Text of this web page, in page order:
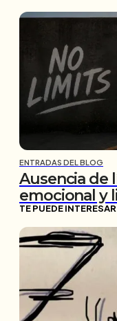
ENTRADAS DEL BLOG
Ausencia de
emocional y
TE PUEDE INTERESAR